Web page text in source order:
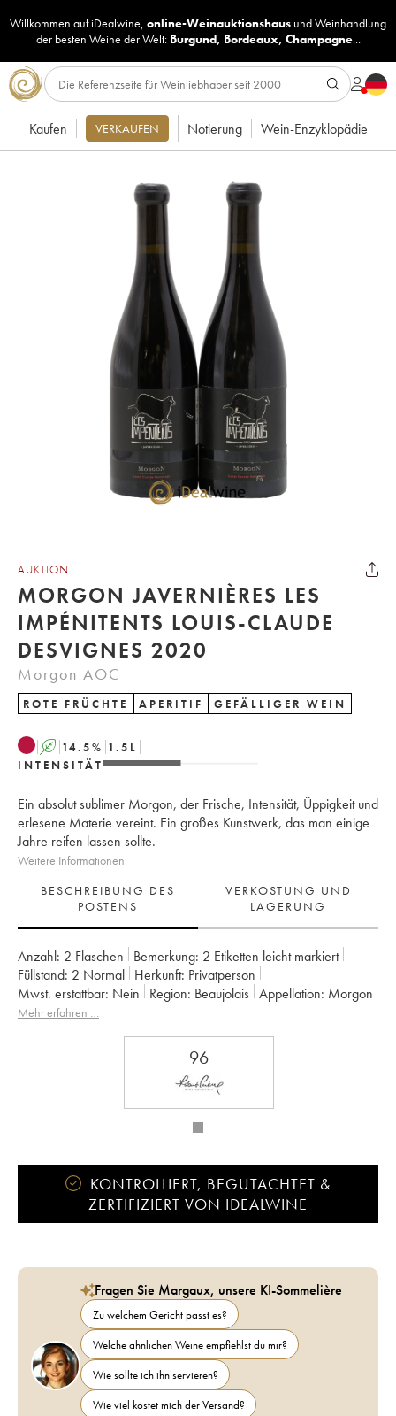
Willkommen auf iDealwine, online-Weinauktionshaus undWeinhandlung
der besten Weine der Welt: Burgund, Bordeaux, Champagne...
Kaufen VERKAUFEN Notierung Wein-Enzyklopädie
AUKTION
MORGON JAVERNIÈRES LES
IMPÉNITENTS LOUIS-CLAUDE
DESVIGNES 2020
Morgon AOC
ROTE FRÜCHTE APERITIF GEFÄLLIGER WEIN
A 14.5% 1.5 L
INTENSITÄT
Ein absolut sublimer Morgon, der Frische, Intensität, Üppigkeit und
erlesene Materie vereint. Ein großes Kunstwerk, das man einige
Jahre reifen lassen sollte.
Weitere Informationen
BESCHREIBUNG DES
POSTENS
VERKOSTUNG UND
LAGERUNG
Anzahl: 2 Flaschen Bemerkung: 2 Etiketten leicht markiert
Füllstand: 2 Normal Herkunft:
privatperson
Mwst. erstattbar:
nein Region: Beaujolais Appellation:
Morgon
Eigentümer:
Mehr erfahren …
96
KONTROLLIERT, BEGUTACHTET &
ZERTIFIZIERT VON IDEALWINE
Fragen Sie Margaux, unsere KI-Sommelière
Zu welchem Gericht passt es?
Welche ähnlichen Weine empfiehlst du mir?
Wie sollte ich ihn servieren?
Wie viel kostet mich der Versand?